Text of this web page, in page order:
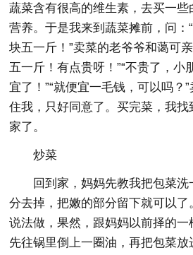
蔬菜含有很高的维生素，去买一
营养。于是我来到蔬菜摊前，问：
块五一斤！”卖菜的老爷爷和蔼可
五一斤！有点贵呀！”“不贵了，小
宜了！”“就便宜一毛钱，可以吗？
住我，只好同意了。买完菜，我找
家了。
炒菜
回到家，妈妈先教我把包菜
分去掉，把嫩的部分留下就可以
说法做，果然，跟妈妈以前择的
先往锅里倒上一圈油，再把包菜